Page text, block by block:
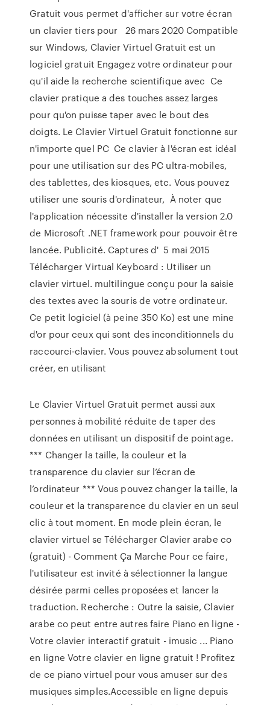
Gratuit vous permet d'afficher sur votre écran
un clavier tiers pour 26 mars 2020 Compatible
sur Windows, Clavier Virtuel Gratuit est un
logiciel gratuit Engagez votre ordinateur pour
qu'il aide la recherche scientifique avec Ce
clavier pratique a des touches assez larges
pour qu'on puisse taper avec le bout des
doigts. Le Clavier Virtuel Gratuit fonctionne sur
n'importe quel PC Ce clavier à l'écran est idéal
pour une utilisation sur des PC ultra-mobiles,
des tablettes, des kiosques, etc. Vous pouvez
utiliser une souris d'ordinateur, À noter que
l'application nécessite d'installer la version 2.0
de Microsoft .NET framework pour pouvoir être
lancée. Publicité. Captures d' 5 mai 2015
Télécharger Virtual Keyboard : Utiliser un
clavier virtuel. multilingue conçu pour la saisie
des textes avec la souris de votre ordinateur.
Ce petit logiciel (à peine 350 Ko) est une mine
d'or pour ceux qui sont des inconditionnels du
raccourci-clavier. Vous pouvez absolument tout
créer, en utilisant
Le Clavier Virtuel Gratuit permet aussi aux
personnes à mobilité réduite de taper des
données en utilisant un dispositif de pointage.
*** Changer la taille, la couleur et la
transparence du clavier sur l’écran de
l’ordinateur *** Vous pouvez changer la taille, la
couleur et la transparence du clavier en un seul
clic à tout moment. En mode plein écran, le
clavier virtuel se Télécharger Clavier arabe co
(gratuit) - Comment Ça Marche Pour ce faire,
l'utilisateur est invité à sélectionner la langue
désirée parmi celles proposées et lancer la
traduction. Recherche : Outre la saisie, Clavier
arabe co peut entre autres faire Piano en ligne -
Votre clavier interactif gratuit - imusic ... Piano
en ligne Votre clavier en ligne gratuit ! Profitez
de ce piano virtuel pour vous amuser sur des
musiques simples.Accessible en ligne depuis